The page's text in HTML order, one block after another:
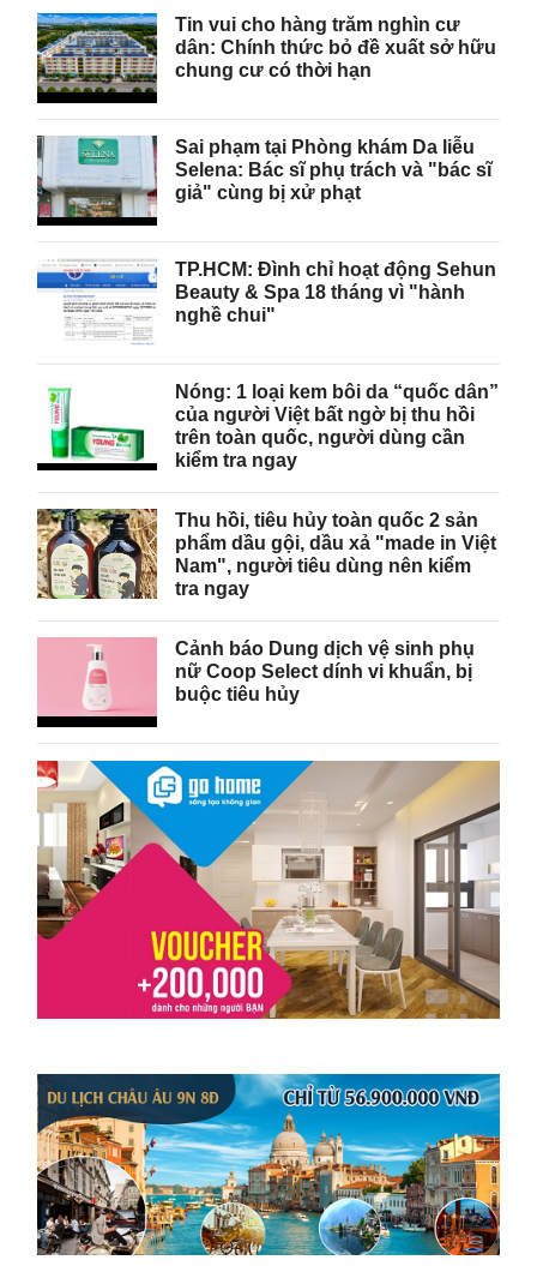
Tin vui cho hàng trăm nghìn cư
dân: Chính thức bỏ đề xuất sở hữu
chung cư có thời hạn
Sai phạm tại Phòng khám Da liễu
Selena: Bác sĩ phụ trách và "bác sĩ
giả" cùng bị xử phạt
TP.HCM: Đình chỉ hoạt động Sehun
Beauty & Spa 18 tháng vì "hành
nghề chui"
Nóng: 1 loại kem bôi da “quốc dân”
của người Việt bất ngờ bị thu hồi
trên toàn quốc, người dùng cần
kiểm tra ngay
Thu hồi, tiêu hủy toàn quốc 2 sản
phẩm dầu gội, dầu xả "made in Việt
Nam", người tiêu dùng nên kiểm
tra ngay
Cảnh báo Dung dịch vệ sinh phụ
nữ Coop Select dính vi khuẩn, bị
buộc tiêu hủy